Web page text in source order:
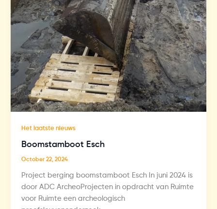
Het laatste nieuws
Boomstamboot Esch
October 22, 2024
Project berging boomstamboot Esch In juni 2024 is
door ADC ArcheoProjecten in opdracht van Ruimte
voor Ruimte een archeologisch